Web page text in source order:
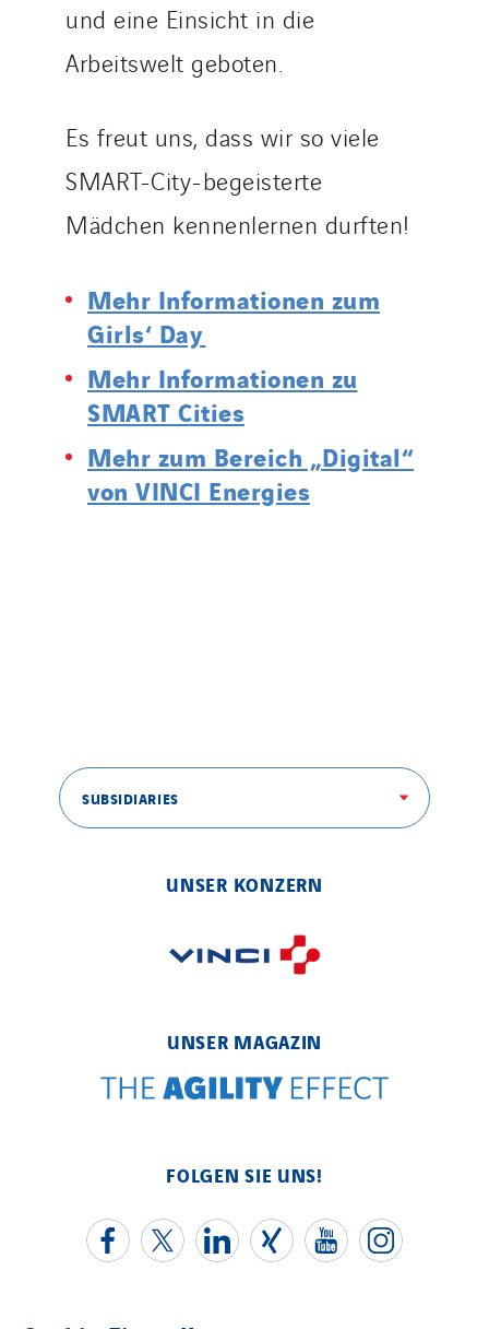
und eine Einsicht in die
Arbeitswelt geboten.
Es freut uns, dass wir so viele
SMART-City-begeisterte
Mädchen kennenlernen durften!
Mehr Informationen zum
Girls‘ Day
Mehr Informationen zu
SMART Cities
Mehr zum Bereich „Digital“
von VINCI Energies
SUBSIDIARIES
UNSER KONZERN
UNSER MAGAZIN
FOLGEN SIE UNS!